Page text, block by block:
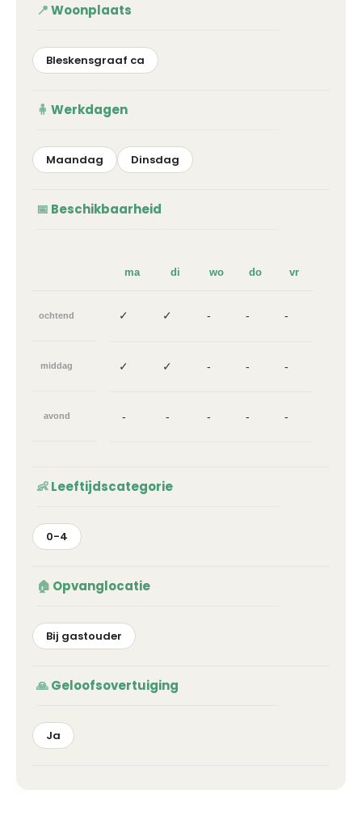
Woonplaats
Bleskensgraaf ca
Werkdagen
Maandag Dinsdag
Beschikbaarheid
ma di wo do vr
ochtend ✓ ✓ - - -
middag ✓ ✓ - - -
avond - - - - -
Leeftijdscategorie
0-4
Opvanglocatie
Bij gastouder
Geloofsovertuiging
Ja